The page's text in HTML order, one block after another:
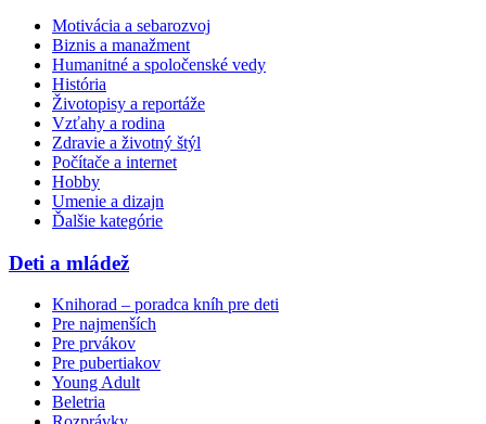
Motivácia a sebarozvoj
Biznis a manažment
Humanitné a spoločenské vedy
História
Životopisy a reportáže
Vzťahy a rodina
Zdravie a životný štýl
Počítače a internet
Hobby
Umenie a dizajn
Ďalšie kategórie
Deti a mládež
Knihorad – poradca kníh pre deti
Pre najmenších
Pre prvákov
Pre pubertiakov
Young Adult
Beletria